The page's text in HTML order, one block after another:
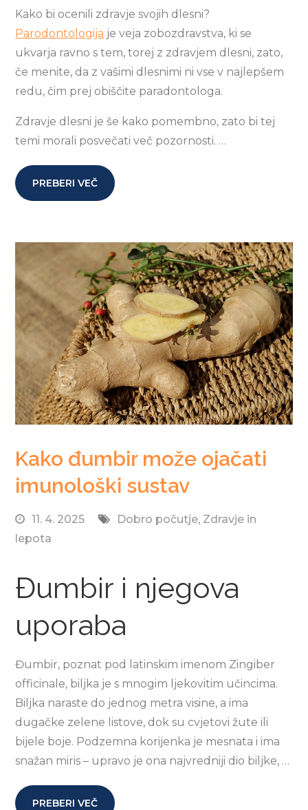
Kako bi ocenili zdravje svojih dlesni?
Parodontologija je veja zobozdravstva, ki se
ukvarja ravno s tem, torej z zdravjem dlesni, zato,
če menite, da z vašimi dlesnimi ni vse v najlepšem
redu, čim prej obiščite paradontologa.
Zdravje dlesni je še kako pomembno, zato bi tej
temi morali posvečati več pozornosti. …
PREBERI VEČ
Kako đumbir može ojačati
imunološki sustav
11. 4. 2025 Dobro počutje, Zdravje in
lepota
Đumbir i njegova
uporaba
Đumbir, poznat pod latinskim imenom Zingiber
officinale, biljka je s mnogim ljekovitim učincima.
Biljka naraste do jednog metra visine, a ima
dugačke zelene listove, dok su cvjetovi žute ili
bijele boje. Podzemna korijenka je mesnata i ima
snažan miris – upravo je ona najvredniji dio biljke, …
PREBERI VEČ